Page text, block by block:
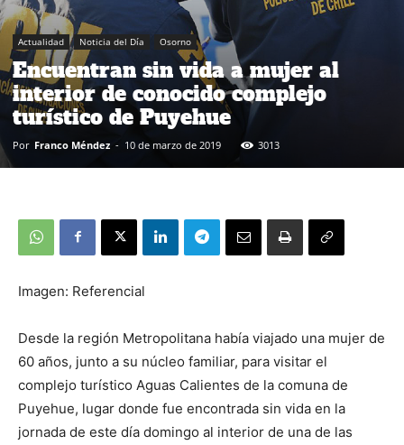
Actualidad Noticia del Día Osorno
Encuentran sin vida a mujer al
interior de conocido complejo
turístico de Puyehue
Por Franco Méndez - 10 de marzo de 2019 3013
Imagen: Referencial
Desde la región Metropolitana había viajado una mujer de
60 años, junto a su núcleo familiar, para visitar el
complejo turístico Aguas Calientes de la comuna de
Puyehue, lugar donde fue encontrada sin vida en la
jornada de este día domingo al interior de una de las